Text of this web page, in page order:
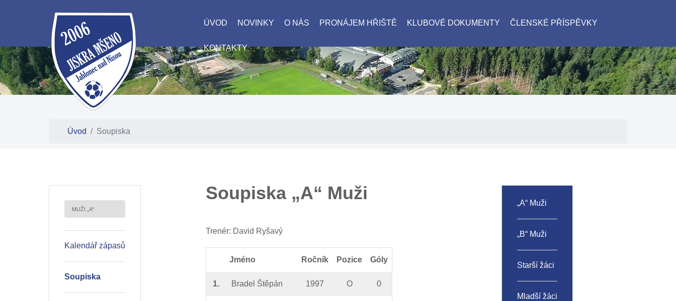
ÚVOD NOVINKY O NÁS PRONÁJEM HŘIŠTĚ KLUBOVÉ DOKUMENTY ČLENSKÉ PŘÍSPĚVKY
KONTAKTY
Úvod Soupiska
MUŽI „A“
Kalendář zápasů
Soupiska
Soupiska „A“ Muži
Trenér: David Ryšavý
Jméno Ročník Pozice Góly
1. Bradel Štěpán 1997 O 0
„A“ Muži
„B“ Muži
Starší žáci
Mladší žáci